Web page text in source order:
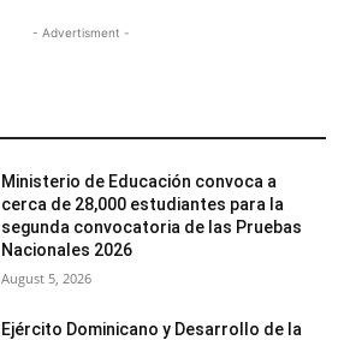
- Advertisment -
Ministerio de Educación convoca a
cerca de 28,000 estudiantes para la
segunda convocatoria de las Pruebas
Nacionales 2026
August 5, 2026
Ejército Dominicano y Desarrollo de la